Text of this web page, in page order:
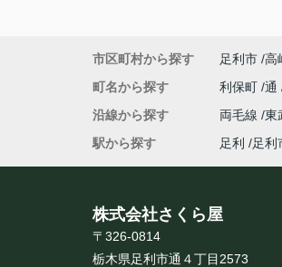
市区町村から探す 足利市 高
町名から探す
利保町 通
沿線から探す
両毛線 東
駅から探す
足利 足利
株式会社さくら屋
〒326-0814
栃木県足利市通４丁目2573